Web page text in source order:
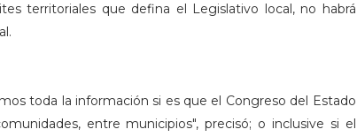
territoriales que defina el Legislativo local, no habrá
toda la información si es que el Congreso del Estado
entre municipios", precisó; o inclusive si el